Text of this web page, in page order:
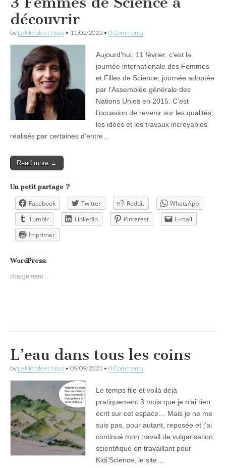
découvrir
by Le Monde et Nous • 11/02/2022 • 0 Comments
Aujourd’hui, 11 février, c’est la
journée internationale des Femmes
et Filles de Science, journée adoptée
par l’Assemblée générale des
Nations Unies en 2015. C’est
l’occasion de revenir sur les qualités,
les idées et les travaux incroyables
réalisés par certaines d’entre…
Read more →
Un petit partage ?
Facebook Twitter Reddit
WhatsApp
Tumblr
LinkedIn Pinterest
E-mail
Imprimer
WordPress:
chargement…
L’eau dans tous les coins
by Le Monde et Nous • 09/09/2021 • 0 Comments
Le temps file et voilà déjà
pratiquement 3 mois que je n’ai rien
écrit sur cet espace… Mais je ne me
suis pas, pour autant, reposée et j’ai
continué mon travail de vulgarisation
scientifique en travaillant pour
Kidi’Science, le site…